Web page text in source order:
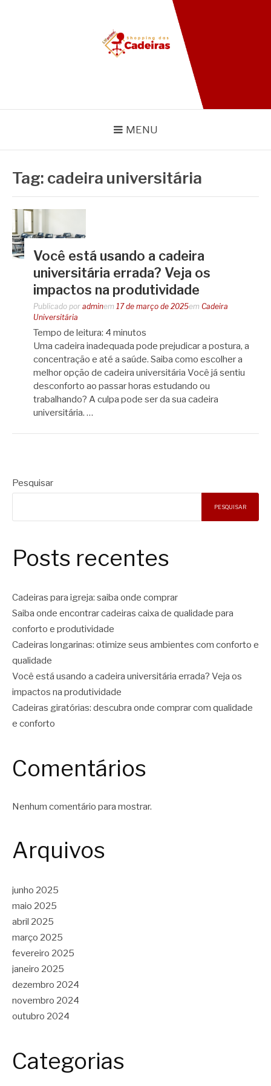
BLOG SHOPPING DAS
CADEIRAS
MENU
Tag: cadeira universitária
Você está usando a cadeira
universitária errada? Veja os
impactos na produtividade
Publicado por adminem 17 de março de 2025em Cadeira
Universitária
Tempo de leitura: 4 minutos
Uma cadeira inadequada pode prejudicar a postura, a
concentração e até a saúde. Saiba como escolher a
melhor opção de cadeira universitária Você já sentiu
desconforto ao passar horas estudando ou
trabalhando? A culpa pode ser da sua cadeira
universitária. …
Pesquisar
PESQUISAR
Posts recentes
Cadeiras para igreja: saiba onde comprar
Saiba onde encontrar cadeiras caixa de qualidade para
conforto e produtividade
Cadeiras longarinas: otimize seus ambientes com conforto e
qualidade
Você está usando a cadeira universitária errada? Veja os
impactos na produtividade
Cadeiras giratórias: descubra onde comprar com qualidade
e conforto
Comentários
Nenhum comentário para mostrar.
Arquivos
junho 2025
maio 2025
abril 2025
março 2025
fevereiro 2025
janeiro 2025
dezembro 2024
novembro 2024
outubro 2024
Categorias